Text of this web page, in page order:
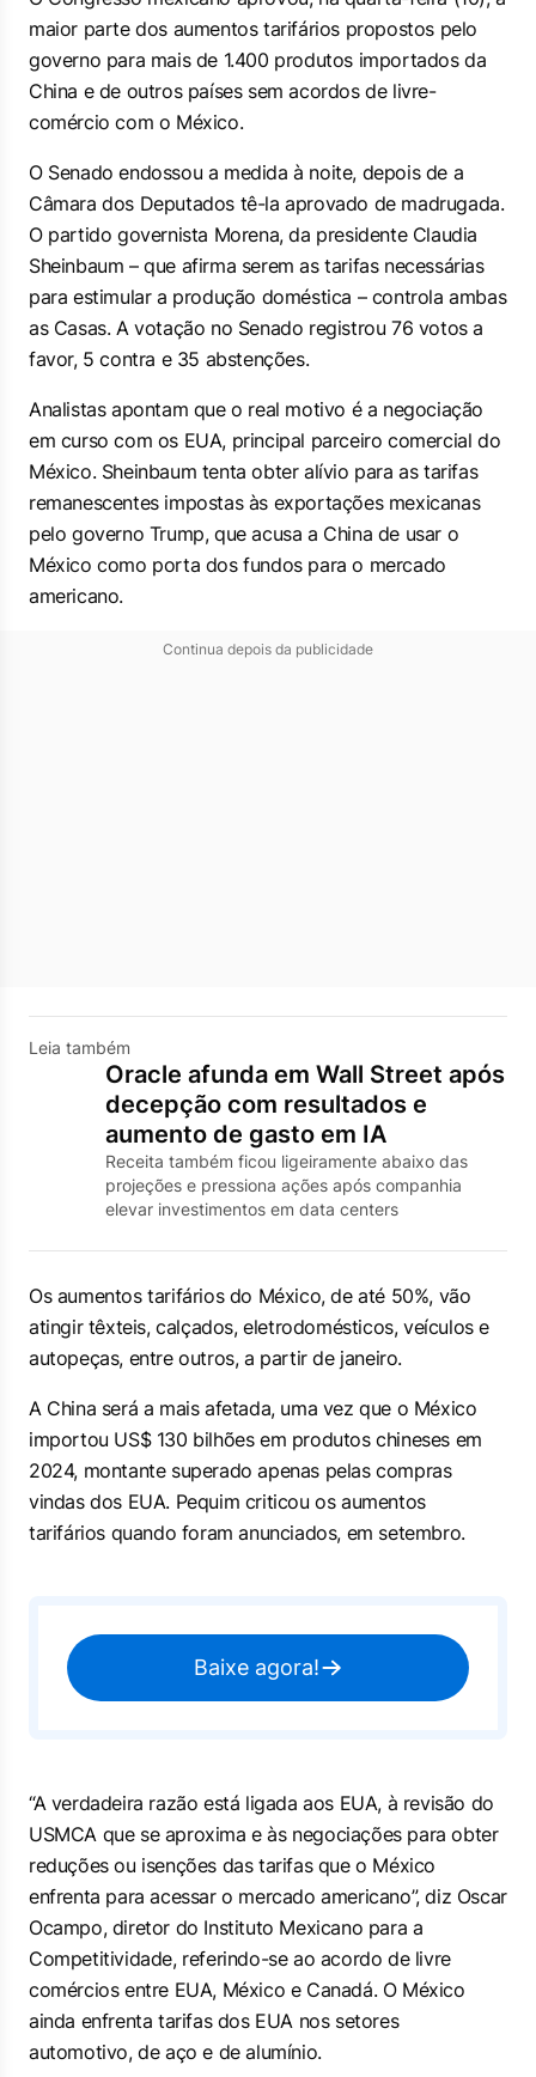
maior parte dos aumentos tarifários propostos pelo
governo para mais de 1.400 produtos importados da
China e de outros países sem acordos de livre-
comércio com o México.
O Senado endossou a medida à noite, depois de a
Câmara dos Deputados tê-la aprovado de madrugada.
O partido governista Morena, da presidente Claudia
Sheinbaum – que afirma serem as tarifas necessárias
para estimular a produção doméstica – controla ambas
as Casas. A votação no Senado registrou 76 votos a
favor, 5 contra e 35 abstenções.
Analistas apontam que o real motivo é a negociação
em curso com os EUA, principal parceiro comercial do
México. Sheinbaum tenta obter alívio para as tarifas
remanescentes impostas às exportações mexicanas
pelo governo Trump, que acusa a China de usar o
México como porta dos fundos para o mercado
americano.
Continua depois da publicidade
Leia também
Oracle afunda em Wall Street após
decepção com resultados e
aumento de gasto em IA
Receita também ficou ligeiramente abaixo das
projeções e pressiona ações após companhia
elevar investimentos em data centers
Os aumentos tarifários do México, de até 50%, vão
atingir têxteis, calçados, eletrodomésticos, veículos e
autopeças, entre outros, a partir de janeiro.
A China será a mais afetada, uma vez que o México
importou US$ 130 bilhões em produtos chineses em
2024, montante superado apenas pelas compras
vindas dos EUA. Pequim criticou os aumentos
tarifários quando foram anunciados, em setembro.
Baixe agora!
“A verdadeira razão está ligada aos EUA, à revisão do
USMCA que se aproxima e às negociações para obter
reduções ou isenções das tarifas que o México
enfrenta para acessar o mercado americano”, diz Oscar
Ocampo, diretor do Instituto Mexicano para a
Competitividade, referindo-se ao acordo de livre
comércios entre EUA, México e Canadá. O México
ainda enfrenta tarifas dos EUA nos setores
automotivo, de aço e de alumínio.